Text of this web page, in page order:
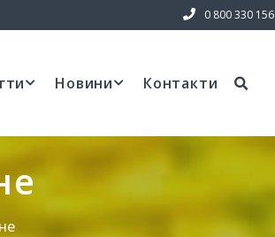
0 800 330 156
Новини Контакти